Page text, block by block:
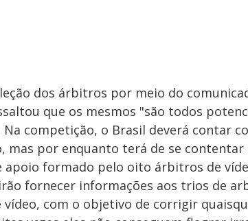
dos árbitros por meio do
que os mesmos "são todos
Na competição, o Brasil deverá contar
mas por enquanto terá de se
apoio formado pelo oito árbitros de
fornecer informações aos trios de
vídeo, com o objetivo de corrigir